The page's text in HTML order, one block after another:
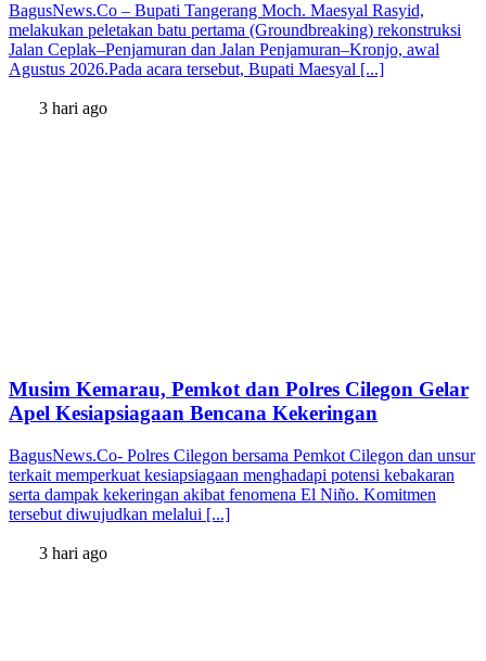
BagusNews.Co – Bupati Tangerang Moch. Maesyal Rasyid,
melakukan peletakan batu pertama (Groundbreaking) rekonstruksi
Jalan Ceplak–Penjamuran dan Jalan Penjamuran–Kronjo, awal
Agustus 2026.Pada acara tersebut, Bupati Maesyal [...]
3 hari ago
Musim Kemarau, Pemkot dan Polres Cilegon Gelar
Apel Kesiapsiagaan Bencana Kekeringan
BagusNews.Co- Polres Cilegon bersama Pemkot Cilegon dan unsur
terkait memperkuat kesiapsiagaan menghadapi potensi kebakaran
serta dampak kekeringan akibat fenomena El Niño. Komitmen
tersebut diwujudkan melalui [...]
3 hari ago